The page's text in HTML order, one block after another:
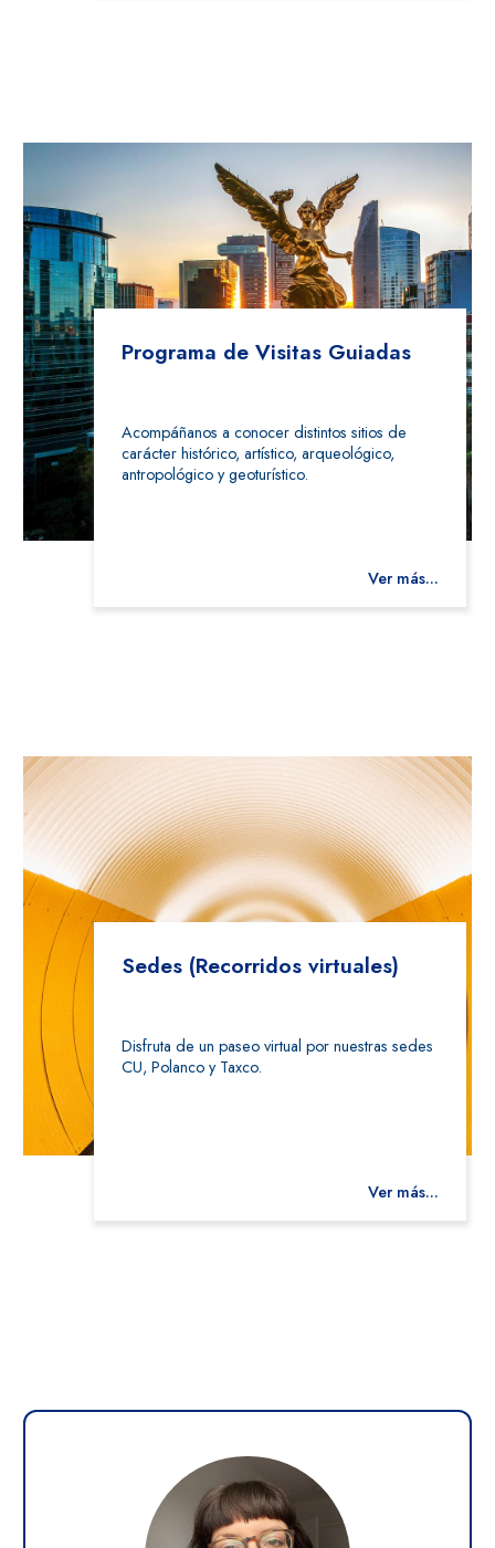
Programa de Visitas Guiadas
Acompáñanos a conocer distintos sitios de
carácter histórico, artístico, arqueológico,
antropológico y geoturístico.
Ver más...
Sedes (Recorridos virtuales)
Disfruta de un paseo virtual por nuestras sedes
CU, Polanco y Taxco.
Ver más...